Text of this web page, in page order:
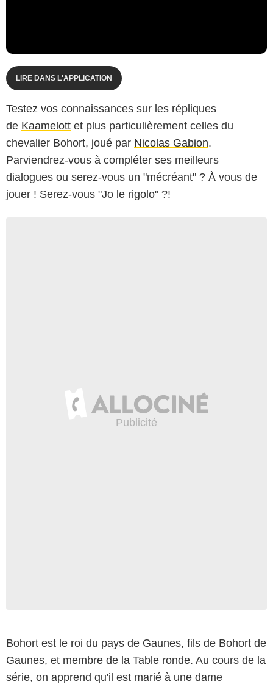
LIRE DANS L'APPLICATION
Testez vos connaissances sur les répliques
de Kaamelott et plus particulièrement celles du
chevalier Bohort, joué par Nicolas Gabion.
Parviendrez-vous à compléter ses meilleurs
dialogues ou serez-vous un "mécréant" ? À vous de
jouer ! Serez-vous "Jo le rigolo" ?!
Bohort est le roi du pays de Gaunes, fils de Bohort de
Gaunes, et membre de la Table ronde. Au cours de la
série, on apprend qu'il est marié à une dame